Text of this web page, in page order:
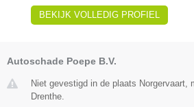
BEKIJK VOLLEDIG PROFIEL
Autoschade Poepe B.V.
Niet gevestigd in de plaats Norgervaart,
Drenthe.